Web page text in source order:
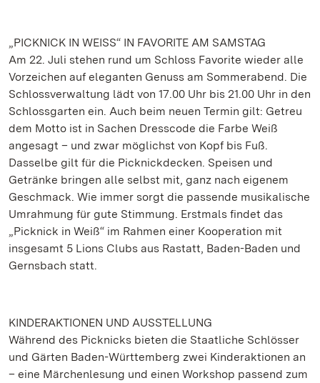
„PICKNICK IN WEISS“ IN FAVORITE AM SAMSTAG
Am 22. Juli stehen rund um Schloss Favorite wieder alle
Vorzeichen auf eleganten Genuss am Sommerabend. Die
Schlossverwaltung lädt von 17.00 Uhr bis 21.00 Uhr in den
Schlossgarten ein. Auch beim neuen Termin gilt: Getreu
dem Motto ist in Sachen Dresscode die Farbe Weiß
angesagt – und zwar möglichst von Kopf bis Fuß.
Dasselbe gilt für die Picknickdecken. Speisen und
Getränke bringen alle selbst mit, ganz nach eigenem
Geschmack. Wie immer sorgt die passende musikalische
Umrahmung für gute Stimmung. Erstmals findet das
„Picknick in Weiß“ im Rahmen einer Kooperation mit
insgesamt 5 Lions Clubs aus Rastatt, Baden-Baden und
Gernsbach statt.
KINDERAKTIONEN UND AUSSTELLUNG
Während des Picknicks bieten die Staatliche Schlösser
und Gärten Baden-Württemberg zwei Kinderaktionen an
– eine Märchenlesung und einen Workshop passend zum